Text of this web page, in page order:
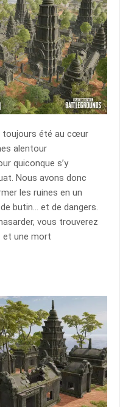
toujours été au cœur
alentour
quiconque s’y
Nous avons donc
les ruines en un
butin… et de dangers.
vous trouverez
et une mort